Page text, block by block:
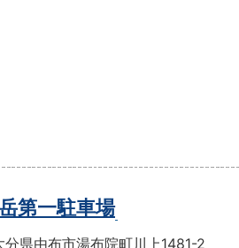
第一駐車場
分県由布市湯布院町川上1481-2